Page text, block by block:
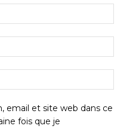
email et site web dans ce
fois que je